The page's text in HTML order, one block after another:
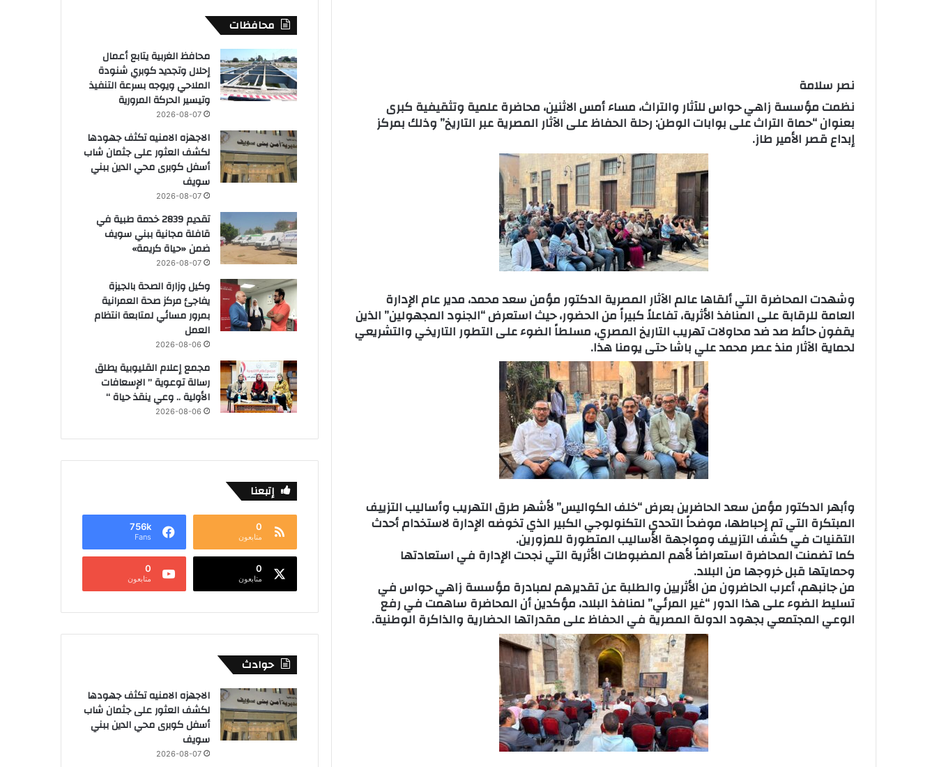
نصر سلامة
نظمت مؤسسة زاهي حواس للآثار والتراث، مساء أمس الاثنين، محاضرة علمية وتثقيفية كبرى
بعنوان “حماة التراث على بوابات الوطن: رحلة الحفاظ على الآثار المصرية عبر التاريخ” وذلك بمركز
إبداع قصر الأمير طاز.
وشهدت المحاضرة التي ألقاها عالم الآثار المصرية الدكتور مؤمن سعد محمد، مدير عام الإدارة
العامة للرقابة على المنافذ الأثرية، تفاعلاً كبيراً من الحضور، حيث استعرض “الجنود المجهولين” الذين
يقفون حائط صد ضد محاولات تهريب التاريخ المصري، مسلطاً الضوء على التطور التاريخي والتشريعي
لحماية الآثار منذ عصر محمد علي باشا حتى يومنا هذا.
وأبهر الدكتور مؤمن سعد الحاضرين بعرض “خلف الكواليس” لأشهر طرق التهريب وأساليب التزييف
المبتكرة التي تم إحباطها، موضحاً التحدي التكنولوجي الكبير الذي تخوضه الإدارة لاستخدام أحدث
التقنيات في كشف التزييف ومواجهة الأساليب المتطورة للمزورين.
كما تضمنت المحاضرة استعراضاً لأهم المضبوطات الأثرية التي نجحت الإدارة في استعادتها
وحمايتها قبل خروجها من البلاد.
من جانبهم، أعرب الحاضرون من الأثريين والطلبة عن تقديرهم لمبادرة مؤسسة زاهي حواس في
تسليط الضوء على هذا الدور “غير المرئي” لمنافذ البلاد، مؤكدين أن المحاضرة ساهمت في رفع
الوعي المجتمعي بجهود الدولة المصرية في الحفاظ على مقدراتها الحضارية والذاكرة الوطنية.
محافظات
محافظ الغربية يتابع أعمال
إحلال وتجديد كوبري شنودة
الملاحي ويوجه بسرعة التنفيذ
وتيسير الحركة المرورية
2026-08-07
الاجهزه الامنيه تكثف جهودها
لكشف العثور على جثمان شاب
أسفل كوبرى محي الدين ببني
سويف
2026-08-07
تقديم 2839 خدمة طبية في
قافلة مجانية ببني سويف
ضمن «حياة كريمة»
2026-08-07
وكيل وزارة الصحة بالجيزة
يفاجئ مركز صحة العمرانية
بمرور مسائي لمتابعة انتظام
العمل
2026-08-06
مجمع إعلام القليوبية يطلق
رسالة توعوية ” الإسعافات
الأولية .. وعي ينقذ حياة “
2026-08-06
إتبعنا
0
متابعون
756k
Fans
0
متابعون
0
متابعون
حوادث
الاجهزه الامنيه تكثف جهودها
لكشف العثور على جثمان شاب
أسفل كوبرى محي الدين ببني
سويف
2026-08-07